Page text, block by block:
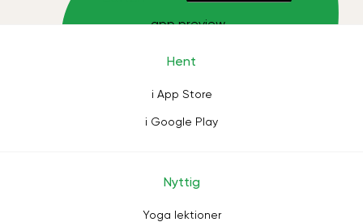
Hent
i App Store
i Google Play
Nyttig
Yoga lektioner